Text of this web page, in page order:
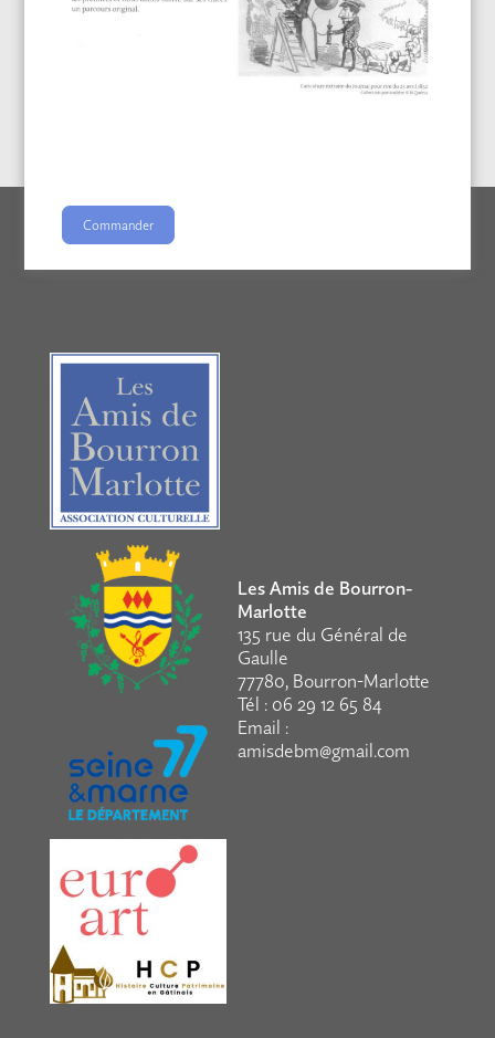
Commander
Les Amis de Bourron-
Marlotte
135 rue du Général de
Gaulle
77780, Bourron-Marlotte
Tél : 06 29 12 65 84
Email :
amisdebm@gmail.com